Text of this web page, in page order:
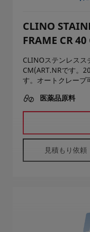
CLINO
FRAME CR
CLINOステンレスス
CM(ART.NRです。
す。オートクレーブ
医薬品原料
見積もり依頼